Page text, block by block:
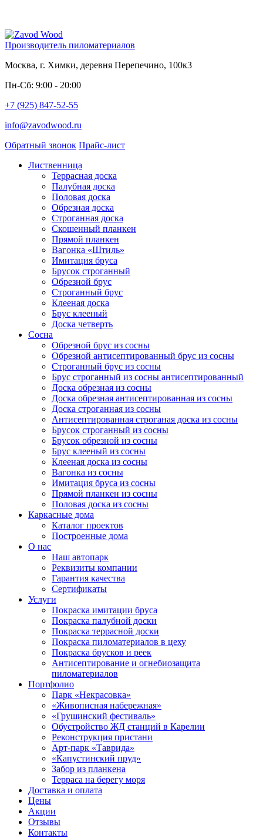
Производитель пиломатериалов
Москва, г. Химки, деревня Перепечино, 100к3
Пн-Сб: 9:00 - 20:00
+7 (925) 847-52-55
info@zavodwood.ru
Обратный звонок Прайс-лист
Лиственница
Террасная доска
Палубная доска
Половая доска
Обрезная доска
Строганная доска
Скошенный планкен
Прямой планкен
Вагонка «Штиль»
Имитация бруса
Брусок строганный
Обрезной брус
Строганный брус
Клееная доска
Брус клееный
Доска четверть
Сосна
Обрезной брус из сосны
Обрезной антисептированный брус из сосны
Строганный брус из сосны
Брус строганный из сосны антисептированный
Доска обрезная из сосны
Доска обрезная антисептированная из сосны
Доска строганная из сосны
Антисептированная строганая доска из сосны
Брусок строганный из сосны
Брусок обрезной из сосны
Брус клееный из сосны
Клееная доска из сосны
Вагонка из сосны
Имитация бруса из сосны
Прямой планкен из сосны
Половая доска из сосны
Каркасные дома
Каталог проектов
Построенные дома
О нас
Наш автопарк
Реквизиты компании
Гарантия качества
Сертификаты
Услуги
Покраска имитации бруса
Покраска палубной доски
Покраска террасной доски
Покраска пиломатериалов в цеху
Покраска брусков и реек
Антисептирование и огнебиозащита
пиломатериалов
Портфолио
Парк «Некрасовка»
«Живописная набережная»
«Грушинский фестиваль»
Обустройство ЖД станций в Карелии
Реконструкция пристани
Арт-парк «Таврида»
«Капустинский пруд»
Забор из планкена
Терраса на берегу моря
Доставка и оплата
Цены
Акции
Отзывы
Контакты